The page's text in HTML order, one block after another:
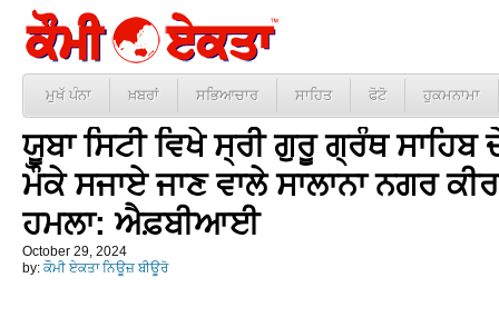
ਮੁਖੱ ਪੰਨਾ ਖ਼ਬਰਾਂ ਸਭਿਆਚਾਰ ਸਾਹਿਤ ਫੋਟੋ ਹੁਕਮਨਾਮਾ
ਯੂਬਾ ਸਿਟੀ ਵਿਖੇ ਸ੍ਰੀ ਗੁਰੂ ਗ੍ਰੰਥ
ਮੌਕੇ ਸਜਾਏ ਜਾਣ ਵਾਲੇ ਸਾਲਾਨਾ ਨਗਰ
ਹਮਲਾ: ਐਫ਼ਬੀਆਈ
October 29, 2024
by: ਕੌਮੀ ਏਕਤਾ ਨਿਊਜ਼ ਬੀਊਰੋ